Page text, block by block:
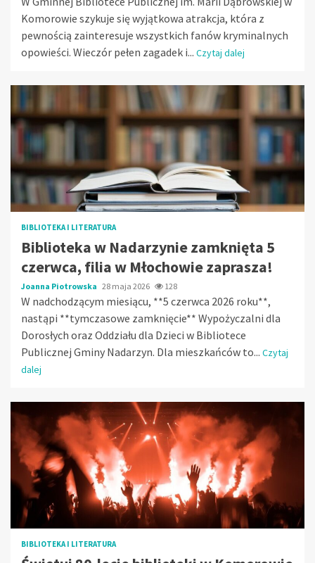
Komorowie szykuje się wyjątkowa atrakcja, która z
pewnością zainteresuje wszystkich fanów kryminalnych
opowieści. Wieczór pełen zagadek i... Czytaj dalej
BIBLIOTEKA I LITERATURA
Biblioteka w Nadarzynie zamknięta 5
czerwca, filia w Młochowie zaprasza!
Joanna Piotrowska 28 maja 2026 128
W nadchodzącym miesiącu, **5 czerwca 2026 roku**,
nastąpi **tymczasowe zamknięcie** Wypożyczalni dla
Dorosłych oraz Oddziału dla Dzieci w Bibliotece
Publicznej Gminy Nadarzyn. Dla mieszkańców to... Czytaj
dalej
BIBLIOTEKA I LITERATURA